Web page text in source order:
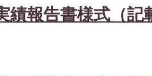
績報告書様式（